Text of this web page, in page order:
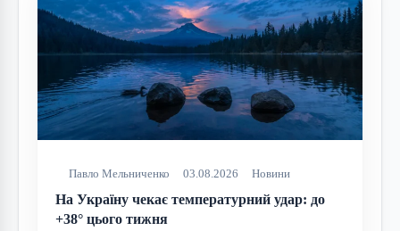
Павло Мельниченко 03.08.2026 Новини
На Україну чекає температурний удар: до
+38° цього тижня